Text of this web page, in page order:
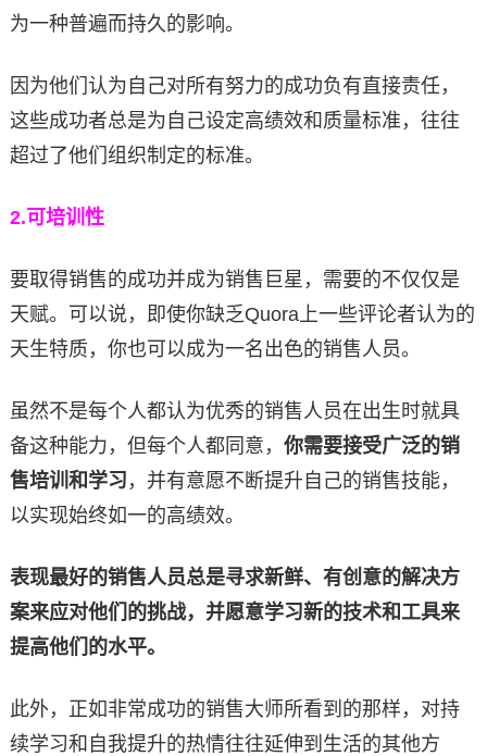
为一种普遍而持久的影响。
因为他们认为自己对所有努力的成功负有直接责任，
这些成功者总是为自己设定高绩效和质量标准，往往
超过了他们组织制定的标准。
2.可培训性
要取得销售的成功并成为销售巨星，需要的不仅仅是
天赋。可以说，即使你缺乏Quora上一些评论者认为的
天生特质，你也可以成为一名出色的销售人员。
虽然不是每个人都认为优秀的销售人员在出生时就具
备这种能力，但每个人都同意， 你需要接受广泛的销
售培训和学习 ，并有意愿不断提升自己的销售技能，
以实现始终如一的高绩效。
表现最好的销售人员总是寻求新鲜、有创意的解决方
案来应对他们的挑战，并愿意学习新的技术和工具来
提高他们的水平。
此外，正如非常成功的销售大师所看到的那样，对持
续学习和自我提升的热情往往延伸到生活的其他方